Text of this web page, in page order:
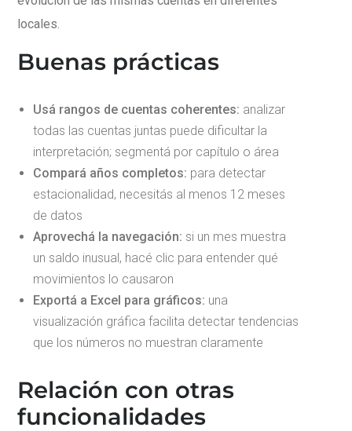
locales.
Buenas prácticas
Usá rangos de cuentas coherentes: analizar
todas las cuentas juntas puede dificultar la
interpretación; segmentá por capítulo o área
Compará años completos: para detectar
estacionalidad, necesitás al menos 12 meses
de datos
Aprovechá la navegación: si un mes muestra
un saldo inusual, hacé clic para entender qué
movimientos lo causaron
Exportá a Excel para gráficos: una
visualización gráfica facilita detectar tendencias
que los números no muestran claramente
Relación con otras
funcionalidades